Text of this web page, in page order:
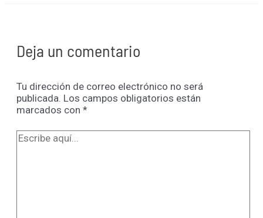
Deja un comentario
Tu dirección de correo electrónico no será
publicada. Los campos obligatorios están
marcados con *
Escribe